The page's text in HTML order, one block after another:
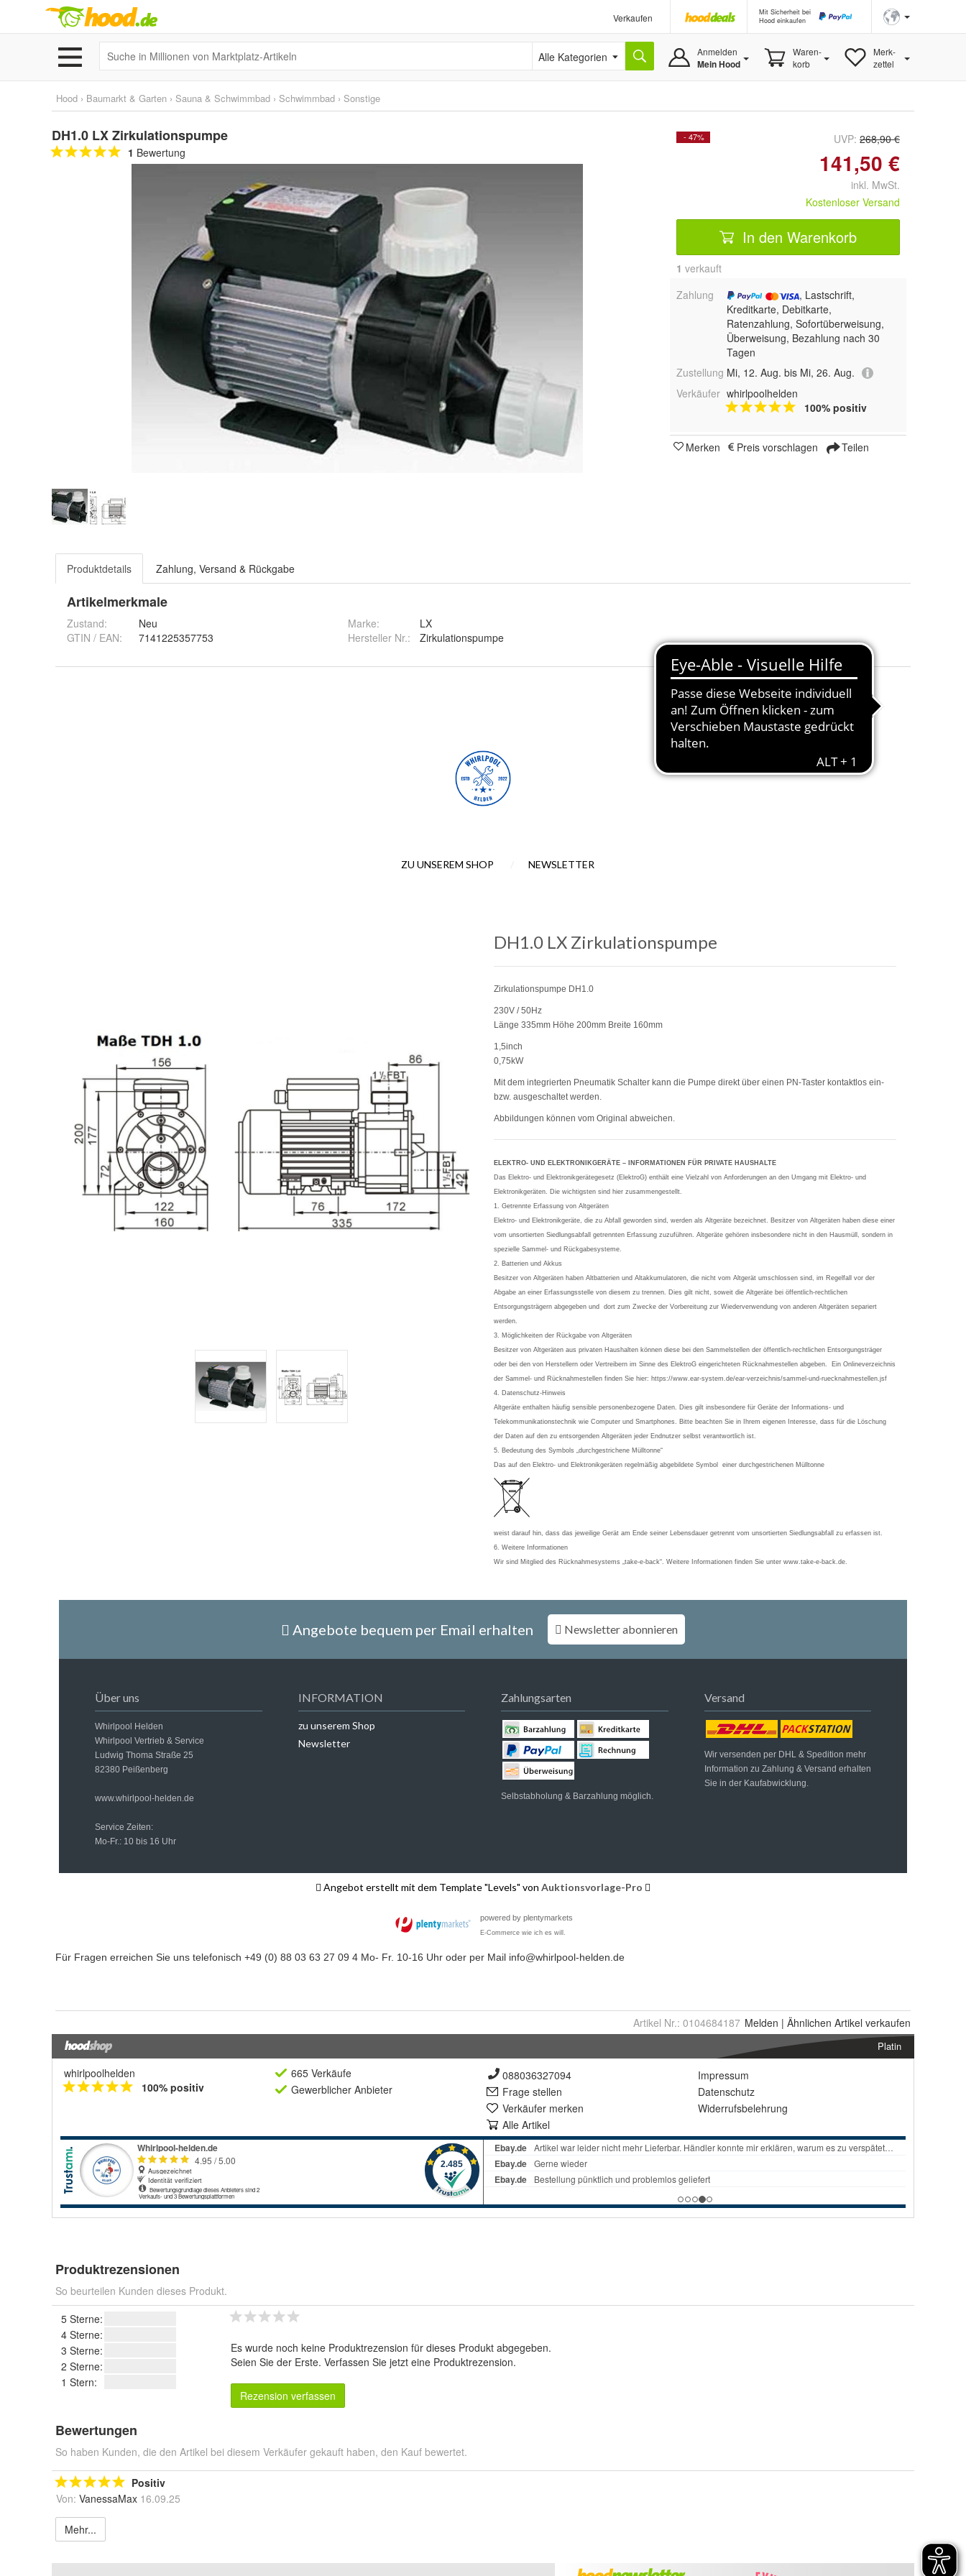
Verkaufen
Mit Sicherheit bei
Hood einkaufen
Alle Kategorien Anmelden
Mein Hood
Waren-
korb
Merk-
zettel
Hood › Baumarkt & Garten › Sauna & Schwimmbad › Schwimmbad › Sonstige
DH1.0 LX Zirkulationspumpe
1 Bewertung
- 47% UVP: 268,90 €
141,50 €
inkl. MwSt.
Kostenloser Versand
In den Warenkorb
1 verkauft
Zahlung
, Lastschrift,
Kreditkarte, Debitkarte,
Ratenzahlung, Sofortüberweisung,
Überweisung, Bezahlung nach 30
Tagen
Zustellung Mi, 12. Aug. bis Mi, 26. Aug.
Verkäufer whirlpoolhelden
100% positiv
Merken Preis vorschlagen Teilen
Produktdetails Zahlung, Versand & Rückgabe
Artikelmerkmale
Zustand:
Neu
GTIN / EAN:
7141225357753
Marke:
LX
Hersteller Nr.:
Zirkulationspumpe
Artikel Nr.: 0104684187 Melden | Ähnlichen Artikel verkaufen
Platin
whirlpoolhelden
100% positiv
665 Verkäufe
Gewerblicher Anbieter
088036327094
Frage stellen
Verkäufer merken
Alle Artikel
Impressum
Datenschutz
Widerrufsbelehrung
Produktrezensionen
So beurteilen Kunden dieses Produkt.
5 Sterne:
4 Sterne:
3 Sterne:
2 Sterne:
1 Stern:
Es wurde noch keine Produktrezension für dieses Produkt abgegeben.
Seien Sie der Erste. Verfassen Sie jetzt eine Produktrezension.
Rezension verfassen
Bewertungen
So haben Kunden, die den Artikel bei diesem Verkäufer gekauft haben, den Kauf bewertet.
Positiv
Von: VanessaMax 16.09.25
Mehr...